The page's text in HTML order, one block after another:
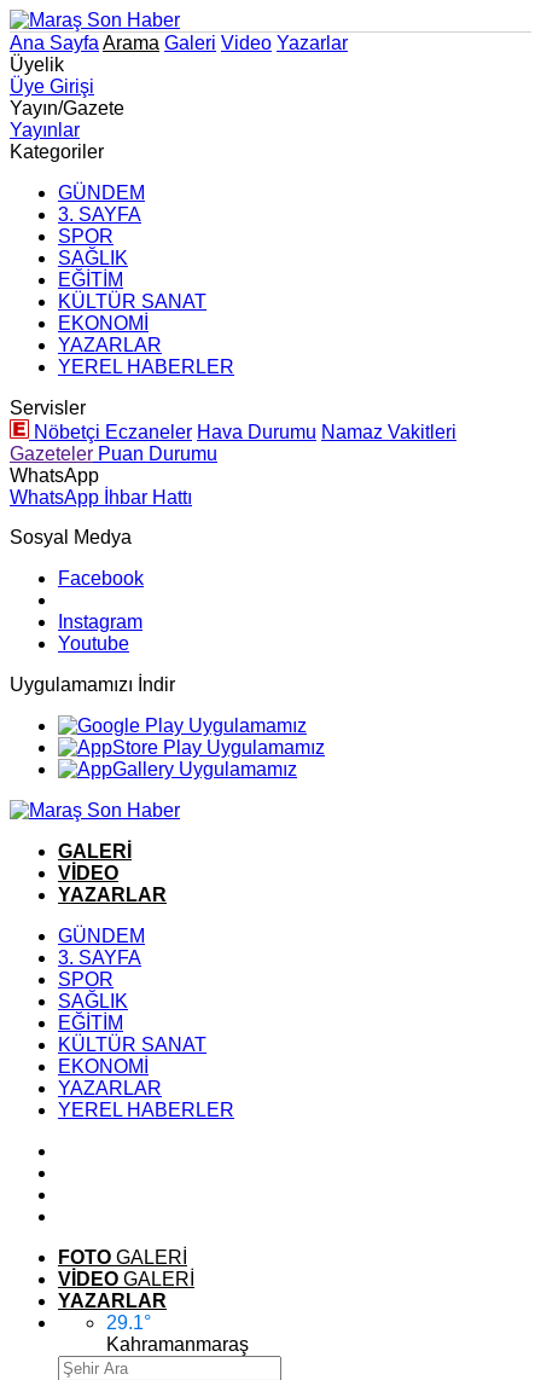
Ana Sayfa Arama Galeri Video Yazarlar
Üyelik
Üye Girişi
Yayın/Gazete
Yayınlar
Kategoriler
GÜNDEM
3. SAYFA
SPOR
SAĞLIK
EĞİTİM
KÜLTÜR SANAT
EKONOMİ
YAZARLAR
YEREL HABERLER
Servisler
Nöbetçi Eczaneler Hava Durumu Namaz Vakitleri
Gazeteler Puan Durumu
WhatsApp
WhatsApp İhbar Hattı
Sosyal Medya
Facebook
Instagram
Youtube
Uygulamamızı İndir
GALERİ
VİDEO
YAZARLAR
GÜNDEM
3. SAYFA
SPOR
SAĞLIK
EĞİTİM
KÜLTÜR SANAT
EKONOMİ
YAZARLAR
YEREL HABERLER
FOTO GALERİ
VİDEO GALERİ
YAZARLAR
29.1°
Kahramanmaraş